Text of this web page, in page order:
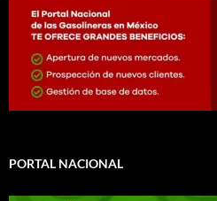
PORTAL NACIONAL